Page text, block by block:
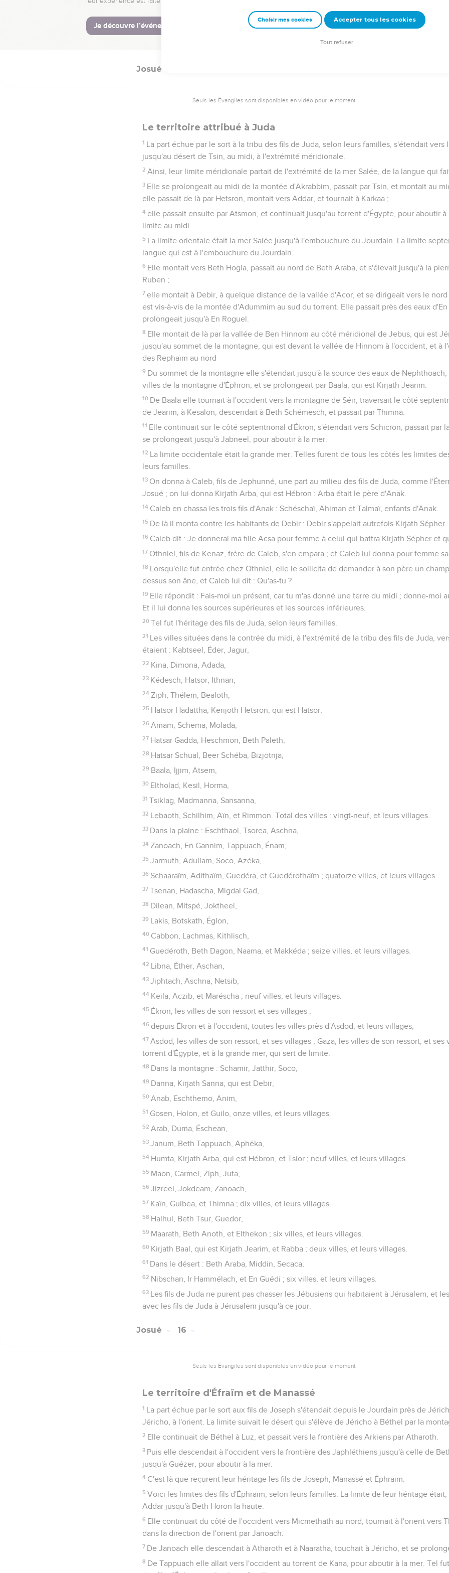
avait pleinement suivi la voie de l'Éternel, le Dieu d'Israël.
15 Hébron s'appelait autrefois Kirjath Arba : Arba avait été l'homme le plus grand parmi
Josué
Seuls les Évangiles sont disponibles en vidéo pour le moment.
Le territoire attribué à Juda
1 La part échue par le sort à la tribu des fils de Juda, selon leurs familles, s'étendait vers
jusqu'au désert de Tsin, au midi, à l'extrémité méridionale.
2 Ainsi, leur limite méridionale partait de l'extrémité de la mer Salée, de la langue qui
3 Elle se prolongeait au midi de la montée d'Akrabbim, passait par Tsin, et montait au
elle passait de là par Hetsron, montait vers Addar, et tournait à Karkaa ;
4 elle passait ensuite par Atsmon, et continuait jusqu'au torrent d'Égypte, pour aboutir à
limite au midi.
5 La limite orientale était la mer Salée jusqu'à l'embouchure du Jourdain. La limite
langue qui est à l'embouchure du Jourdain.
6 Elle montait vers Beth Hogla, passait au nord de Beth Araba, et s'élevait jusqu'à la
Ruben ;
7 elle montait à Debir, à quelque distance de la vallée d'Acor, et se dirigeait vers le
est vis-à-vis de la montée d'Adummim au sud du torrent. Elle passait près des eaux
prolongeait jusqu'à En Roguel.
8 Elle montait de là par la vallée de Ben Hinnom au côté méridional de Jebus, qui est
jusqu'au sommet de la montagne, qui est devant la vallée de Hinnom à l'occident, et à
des Rephaïm au nord
9 Du sommet de la montagne elle s'étendait jusqu'à la source des eaux de
villes de la montagne d'Éphron, et se prolongeait par Baala, qui est Kirjath Jearim.
10 De Baala elle tournait à l'occident vers la montagne de Séir, traversait le côté
de Jearim, à Kesalon, descendait à Beth Schémesch, et passait par Thimna.
11 Elle continuait sur le côté septentrional d'Ékron, s'étendait vers Schicron, passait par
se prolongeait jusqu'à Jabneel, pour aboutir à la mer.
12 La limite occidentale était la grande mer. Telles furent de tous les côtés les limites
leurs familles.
13 On donna à Caleb, fils de Jephunné, une part au milieu des fils de Juda, comme
Josué ; on lui donna Kirjath Arba, qui est Hébron : Arba était le père d'Anak.
14 Caleb en chassa les trois fils d'Anak : Schéschaï, Ahiman et Talmaï, enfants d'Anak.
15 De là il monta contre les habitants de Debir : Debir s'appelait autrefois Kirjath Sépher.
16 Caleb dit : Je donnerai ma fille Acsa pour femme à celui qui battra Kirjath Sépher et
17 Othniel, fils de Kenaz, frère de Caleb, s'en empara ; et Caleb lui donna pour femme sa
18 Lorsqu'elle fut entrée chez Othniel, elle le sollicita de demander à son père un
dessus son âne, et Caleb lui dit : Qu'as-tu ?
19 Elle répondit : Fais-moi un présent, car tu m'as donné une terre du midi ; donne-moi
Et il lui donna les sources supérieures et les sources inférieures.
20 Tel fut l'héritage des fils de Juda, selon leurs familles.
21 Les villes situées dans la contrée du midi, à l'extrémité de la tribu des fils de Juda,
étaient : Kabtseel, Éder, Jagur,
22 Kina, Dimona, Adada,
23 Kédesch, Hatsor, Ithnan,
24 Ziph, Thélem, Bealoth,
25 Hatsor Hadattha, Kerijoth Hetsron, qui est Hatsor,
26 Amam, Schema, Molada,
27 Hatsar Gadda, Heschmon, Beth Paleth,
28 Hatsar Schual, Beer Schéba, Bizjotnja,
29 Baala, Ijjim, Atsem,
30 Eltholad, Kesil, Horma,
31 Tsiklag, Madmanna, Sansanna,
32 Lebaoth, Schilhim, Aïn, et Rimmon. Total des villes : vingt-neuf, et leurs villages.
33 Dans la plaine : Eschthaol, Tsorea, Aschna,
34 Zanoach, En Gannim, Tappuach, Énam,
35 Jarmuth, Adullam, Soco, Azéka,
36 Schaaraïm, Adithaïm, Guedéra, et Guedérothaïm ; quatorze villes, et leurs villages.
37 Tsenan, Hadascha, Migdal Gad,
38 Dilean, Mitspé, Joktheel,
39 Lakis, Botskath, Églon,
40 Cabbon, Lachmas, Kithlisch,
41 Guedéroth, Beth Dagon, Naama, et Makkéda ; seize villes, et leurs villages.
42 Libna, Éther, Aschan,
43 Jiphtach, Aschna, Netsib,
44 Keïla, Aczib, et Maréscha ; neuf villes, et leurs villages.
45 Ékron, les villes de son ressort et ses villages ;
46 depuis Ékron et à l'occident, toutes les villes près d'Asdod, et leurs villages,
47 Asdod, les villes de son ressort, et ses villages ; Gaza, les villes de son ressort, et ses
torrent d'Égypte, et à la grande mer, qui sert de limite.
48 Dans la montagne : Schamir, Jatthir, Soco,
49 Danna, Kirjath Sanna, qui est Debir,
50 Anab, Eschthemo, Anim,
51 Gosen, Holon, et Guilo, onze villes, et leurs villages.
52 Arab, Duma, Éschean,
53 Janum, Beth Tappuach, Aphéka,
54 Humta, Kirjath Arba, qui est Hébron, et Tsior ; neuf villes, et leurs villages.
55 Maon, Carmel, Ziph, Juta,
56 Jizreel, Jokdeam, Zanoach,
57 Kaïn, Guibea, et Thimna ; dix villes, et leurs villages.
58 Halhul, Beth Tsur, Guedor,
59 Maarath, Beth Anoth, et Elthekon ; six villes, et leurs villages.
60 Kirjath Baal, qui est Kirjath Jearim, et Rabba ; deux villes, et leurs villages.
61 Dans le désert : Beth Araba, Middin, Secaca,
62 Nibschan, Ir Hammélach, et En Guédi ; six villes, et leurs villages.
63 Les fils de Juda ne purent pas chasser les Jébusiens qui habitaient à Jérusalem, et
avec les fils de Juda à Jérusalem jusqu'à ce jour.
Josué 16
Seuls les Évangiles sont disponibles en vidéo pour le moment.
Le territoire d'Éfraïm et de Manassé
1 La part échue par le sort aux fils de Joseph s'étendait depuis le Jourdain près de
Jéricho, à l'orient. La limite suivait le désert qui s'élève de Jéricho à Béthel par la
2 Elle continuait de Béthel à Luz, et passait vers la frontière des Arkiens par Atharoth.
3 Puis elle descendait à l'occident vers la frontière des Japhléthiens jusqu'à celle de
jusqu'à Guézer, pour aboutir à la mer.
4 C'est là que reçurent leur héritage les fils de Joseph, Manassé et Éphraïm.
5 Voici les limites des fils d'Éphraïm, selon leurs familles. La limite de leur héritage
Addar jusqu'à Beth Horon la haute.
6 Elle continuait du côté de l'occident vers Micmethath au nord, tournait à l'orient vers
dans la direction de l'orient par Janoach.
7 De Janoach elle descendait à Atharoth et à Naaratha, touchait à Jéricho, et se
8 De Tappuach elle allait vers l'occident au torrent de Kana, pour aboutir à la mer. Tel
Choisir mes cookies Accepter tous les cookies
Tout refuser